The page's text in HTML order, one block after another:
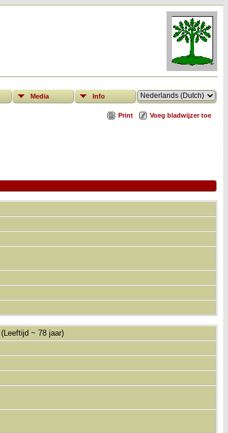
Media Info
Print Voeg bladwijzer toe
(Leeftijd ~ 78 jaar)